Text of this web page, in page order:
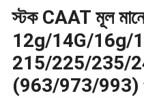
স্টক CAAT মূল
12g/14G/16g/
215/225/235/
(963/973/993)